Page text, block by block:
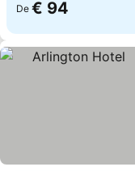
De € 94